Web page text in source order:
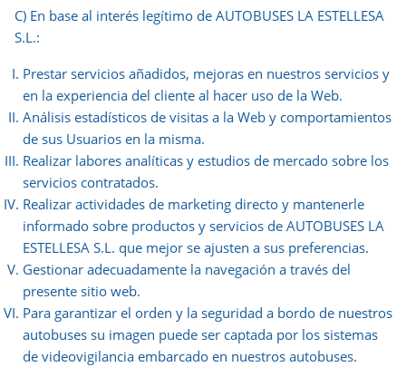
C) En base al interés legítimo de AUTOBUSES LA ESTELLESA
S.L.:
Prestar servicios añadidos, mejoras en nuestros servicios y
en la experiencia del cliente al hacer uso de la Web.
Análisis estadísticos de visitas a la Web y comportamientos
de sus Usuarios en la misma.
Realizar labores analíticas y estudios de mercado sobre los
servicios contratados.
Realizar actividades de marketing directo y mantenerle
informado sobre productos y servicios de AUTOBUSES LA
ESTELLESA S.L. que mejor se ajusten a sus preferencias.
Gestionar adecuadamente la navegación a través del
presente sitio web.
Para garantizar el orden y la seguridad a bordo de nuestros
autobuses su imagen puede ser captada por los sistemas
de videovigilancia embarcado en nuestros autobuses.